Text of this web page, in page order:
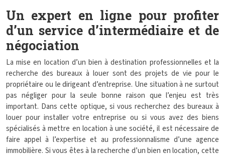
Un expert en ligne pour profiter
d’un service d’intermédiaire et de
négociation
La mise en location d’un bien à destination professionnelles et la
recherche des bureaux à louer sont des projets de vie pour le
propriétaire ou le dirigeant d’entreprise. Une situation à ne surtout
pas négliger pour la seule bonne raison que l’enjeu est très
important. Dans cette optique, si vous recherchez des bureaux à
louer pour installer votre entreprise ou si vous avez des biens
spécialisés à mettre en location à une société, il est nécessaire de
faire appel à l’expertise et au professionnalisme d’une agence
immobilière. Si vous êtes à la recherche d’un bien en location, cette